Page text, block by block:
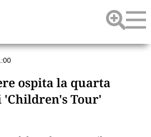
ospita la quarta
'Children's Tour'